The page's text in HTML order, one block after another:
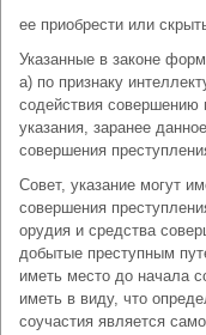
ее приобрести или
Указанные в законе
а) по признаку
содействия совершению
указания, заранее
совершения
Совет, указание могут
совершения
орудия и средства
добытые преступным
иметь место до начала
иметь в виду, что
соучастия является